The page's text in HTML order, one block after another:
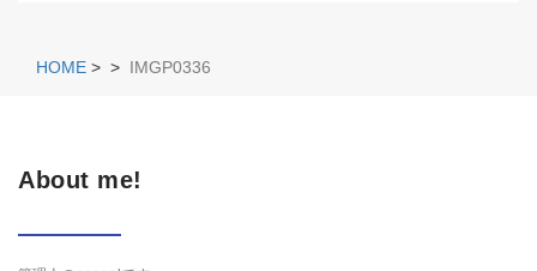
HOME > > IMGP0336
About me!